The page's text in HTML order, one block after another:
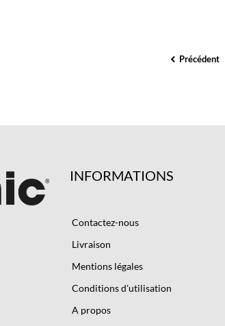
Précédent
INFORMATIONS
Contactez-nous
Livraison
Mentions légales
Conditions d'utilisation
A propos